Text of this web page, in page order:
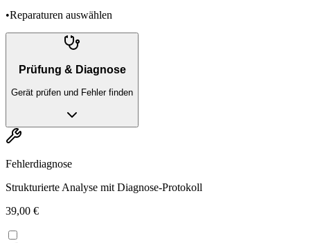
•Reparaturen auswählen
Prüfung & Diagnose
Gerät prüfen und Fehler finden
Fehlerdiagnose
Strukturierte Analyse mit Diagnose-Protokoll
39,00 €